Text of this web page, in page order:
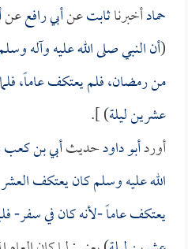
حمادأخبرناثابتعنأبي رافععن
(أن النبي صلى الله عليه وآله
من رمضان، فلم يعتكف عاماً،
عشرين ليلة) ].
أوردأبو داودحديثأبي بن كعب
الله عليه وسلم كان يعتكف
يعتكف عاماً -لأنه كان في سفر-